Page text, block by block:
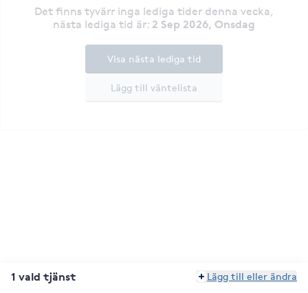
Det finns tyvärr inga lediga tider denna vecka,
nästa lediga tid är: 2 Sep 2026, Onsdag
Lägg till väntelista
Visa nästa lediga tid
1 vald tjänst Lägg till eller ändra